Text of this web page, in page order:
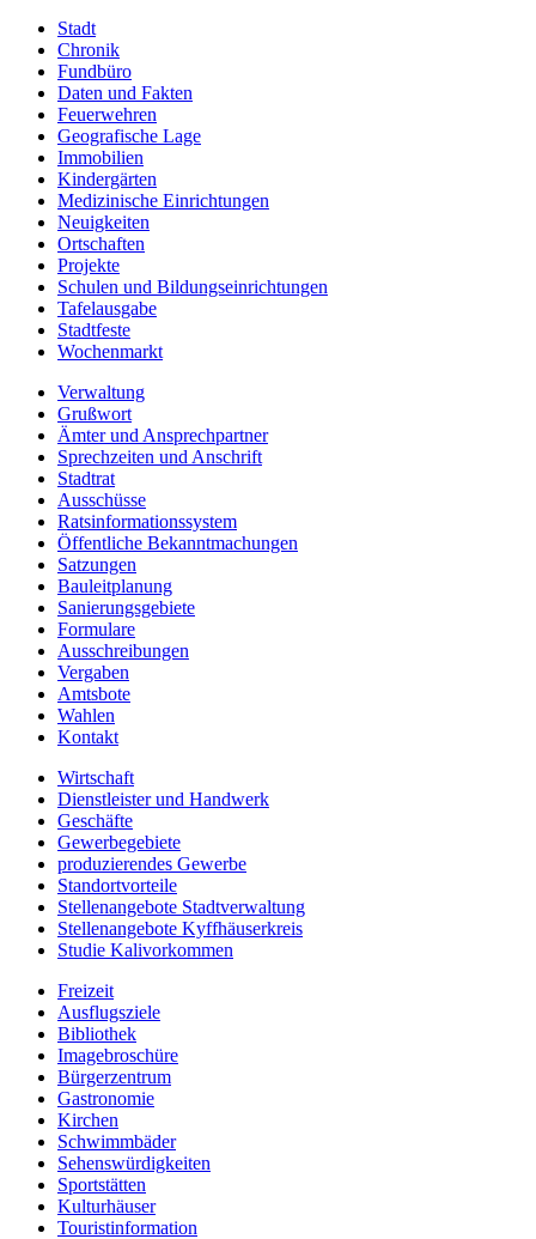
Stadt
Chronik
Fundbüro
Daten und Fakten
Feuerwehren
Geografische Lage
Immobilien
Kindergärten
Medizinische Einrichtungen
Neuigkeiten
Ortschaften
Projekte
Schulen und Bildungseinrichtungen
Tafelausgabe
Stadtfeste
Wochenmarkt
Verwaltung
Grußwort
Ämter und Ansprechpartner
Sprechzeiten und Anschrift
Stadtrat
Ausschüsse
Ratsinformationssystem
Öffentliche Bekanntmachungen
Satzungen
Bauleitplanung
Sanierungsgebiete
Formulare
Ausschreibungen
Vergaben
Amtsbote
Wahlen
Kontakt
Wirtschaft
Dienstleister und Handwerk
Geschäfte
Gewerbegebiete
produzierendes Gewerbe
Standortvorteile
Stellenangebote Stadtverwaltung
Stellenangebote Kyffhäuserkreis
Studie Kalivorkommen
Freizeit
Ausflugsziele
Bibliothek
Imagebroschüre
Bürgerzentrum
Gastronomie
Kirchen
Schwimmbäder
Sehenswürdigkeiten
Sportstätten
Kulturhäuser
Touristinformation